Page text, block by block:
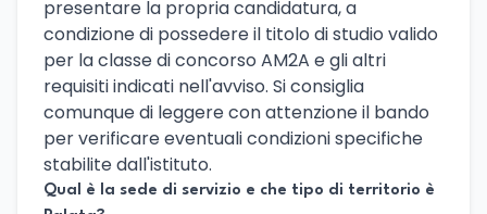
presentare la propria candidatura, a
condizione di possedere il titolo di studio valido
per la classe di concorso AM2A e gli altri
requisiti indicati nell'avviso. Si consiglia
comunque di leggere con attenzione il bando
per verificare eventuali condizioni specifiche
stabilite dall'istituto.
Qual è la sede di servizio e che tipo di territorio è